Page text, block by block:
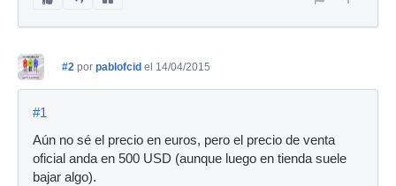
#2 por pablofcid el 14/04/2015
#1
Aún no sé el precio en euros, pero el precio de venta
oficial anda en 500 USD (aunque luego en tienda suele
bajar algo).